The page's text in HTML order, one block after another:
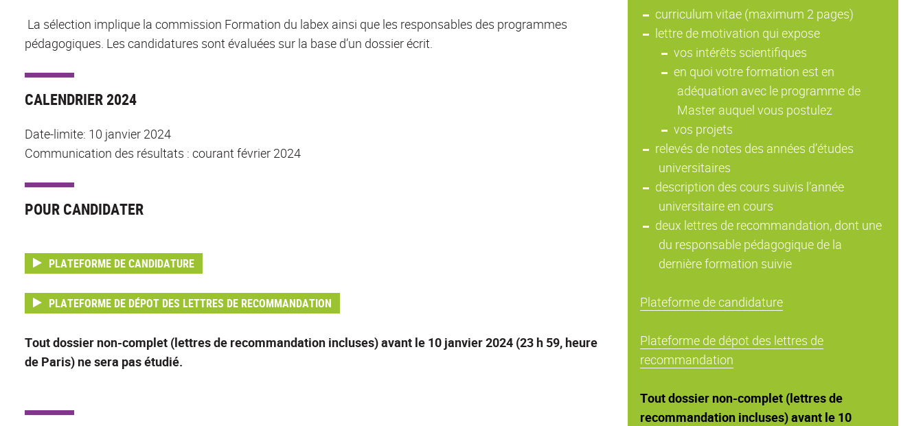
La sélection implique la commission Formation du labex ainsi que les responsables des programmes
pédagogiques. Les candidatures sont évaluées sur la base d’un dossier écrit.
CALENDRIER 2024
Date-limite: 10 janvier 2024
Communication des résultats : courant février 2024
POUR CANDIDATER
PLATEFORME DE CANDIDATURE
PLATEFORME DE DÉPOT DES LETTRES DE RECOMMANDATION
Tout dossier non-complet (lettres de recommandation incluses) avant le 10 janvier 2024 (23 h 59, heure
de Paris) ne sera pas étudié.
curriculum vitae (maximum 2 pages)
lettre de motivation qui expose
vos intérêts scientifiques
en quoi votre formation est en
adéquation avec le programme de
Master auquel vous postulez
vos projets
relevés de notes des années d’études
universitaires
description des cours suivis l’année
universitaire en cours
deux lettres de recommandation, dont une
du responsable pédagogique de la
dernière formation suivie
Plateforme de candidature
Plateforme de dépot des lettres de
recommandation
Tout dossier non-complet (lettres de
recommandation incluses) avant le 10